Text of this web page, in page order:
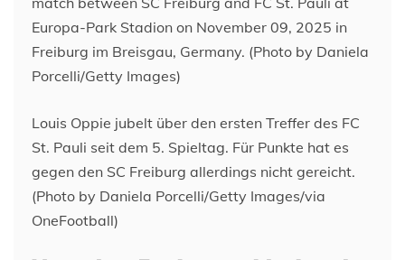
Louis Oppie jubelt über den ersten Treffer des FC
St. Pauli seit dem 5. Spieltag. Für Punkte hat es
gegen den SC Freiburg allerdings nicht gereicht.
(Photo by Daniela Porcelli/Getty Images/via
OneFootball)